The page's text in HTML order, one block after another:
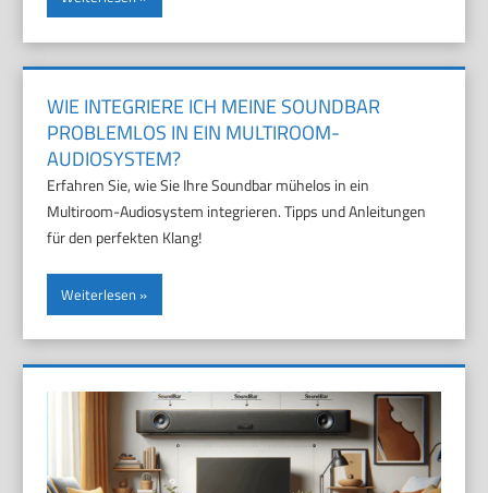
WIE INTEGRIERE ICH MEINE SOUNDBAR
PROBLEMLOS IN EIN MULTIROOM-
AUDIOSYSTEM?
Erfahren Sie, wie Sie Ihre Soundbar mühelos in ein
Multiroom-Audiosystem integrieren. Tipps und Anleitungen
für den perfekten Klang!
Weiterlesen